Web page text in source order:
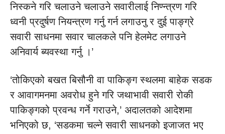
निस्कने गरि चलाउने चलाउने सवारीलाई निण्न्त्रण गरि
ध्वनी प्रदुर्षण नियन्त्रण गर्नु गर्न लगाउनु र दुई पाङ्ग्रे
सवारी साधनमा सवार चालकले पनि हेलमेट लगाउने
अनिवार्य ब्यवस्था गर्नु ।’
‘तोकिएको बखत बिसौनी वा पाकिङ्ग स्थलमा बाहेक सडक
र आवागमनमा अवरोध हुने गरि जथाभावी सवारी रोकी
पाकिङ्गको प्रवन्ध गर्ने गराउने,’ अदालतको आदेशमा
भनिएको छ, ‘सडकमा चल्ने सवारी साधनको इजाजत भए